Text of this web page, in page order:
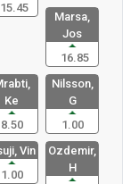
15.45
Marsa,
Jos
16.85
Ke
8.50
Nilsson,
G
1.00
Vin
1.00
Ozdemir,
H